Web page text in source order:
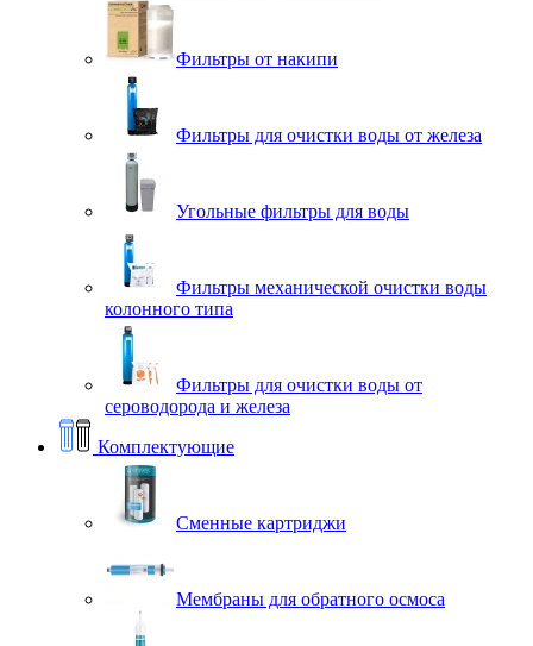
Фильтры от накипи
Фильтры для очистки воды от железа
Угольные фильтры для воды
Фильтры механической очистки воды
колонного типа
Фильтры для очистки воды от
сероводорода и железа
Комплектующие
Сменные картриджи
Мембраны для обратного осмоса